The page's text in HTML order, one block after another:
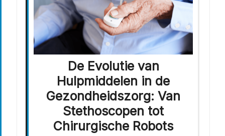
De Evolutie van
Hulpmiddelen in de
Gezondheidszorg: Van
Stethoscopen tot
Chirurgische Robots